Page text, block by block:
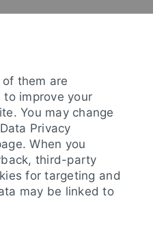
center)
them are
improve your
You may change
Privacy
When you
third-party
for targeting and
may be linked to